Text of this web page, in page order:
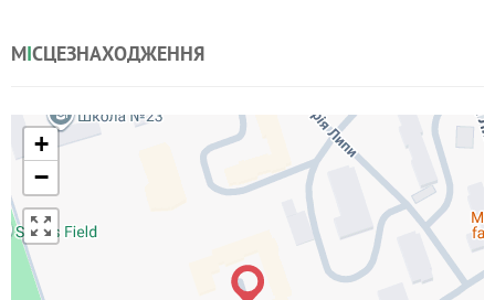
МІСЦЕЗНАХОДЖЕННЯ
+
−